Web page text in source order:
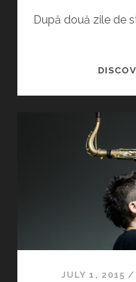
După două zile de
JULY 1, 2015 /